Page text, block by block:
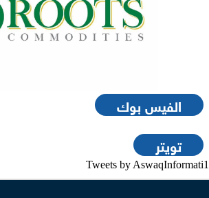
الفيس بوك
تويتر
Tweets by AswaqInformati1